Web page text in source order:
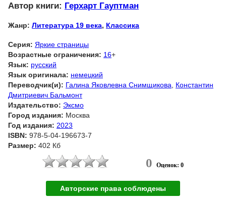
Автор книги: Герхарт Гауптман
Жанр: Литература 19 века, Классика
Серия: Яркие страницы
Возрастные ограничения: 16+
Язык: русский
Язык оригинала: немецкий
Переводчик(и): Галина Яковлевна Снимщикова
Константин
Дмитриевич Бальмонт
Издательство: Эксмо
Город издания: Москва
Год издания: 2023
ISBN: 978-5-04-196673-7
Размер: 402 Кб
0 Оценок: 0
Авторские права соблюдены